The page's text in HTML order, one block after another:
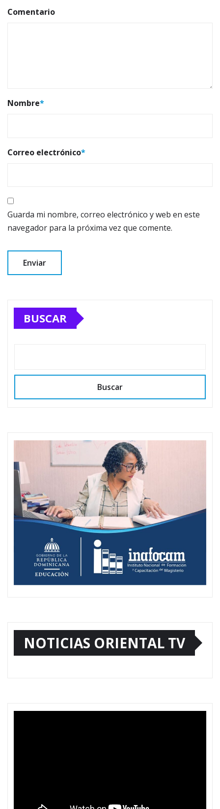
Comentario
Nombre*
Correo electrónico*
Guarda mi nombre, correo electrónico y web en este
navegador para la próxima vez que comente.
BUSCAR
Buscar
NOTICIAS ORIENTAL TV